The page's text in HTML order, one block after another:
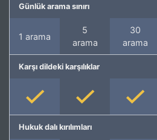
Günlük arama sınırı
1 arama
5
arama
30
arama
Karşı dildeki karşılıklar
Hukuk dalı kırılımları